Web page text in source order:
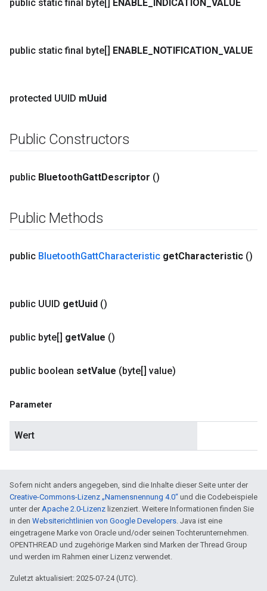
public static final byte[] ENABLE INDICATION VALUE
public static final byte[] ENABLE NOTIFICATION VALUE
protected UUID mUuid
Public Constructors
public BluetoothGattDescriptor ()
Public Methods
public BluetoothGattCharacteristic getCharacteristic ()
public UUID getUuid ()
public byte[] getValue ()
public boolean setValue (byte[] value)
Parameter
Wert
Sofern nicht anders angegeben, sind die Inhalte dieser Seite unter der
Creative-Commons-Lizenz „Namensnennung 4.0“ und die Codebeispiele
unter derApache 2.0-Lizenz lizenziert. Weitere Informationen finden Sie
in den Websiterichtlinien von Google Developers. Java ist eine
eingetragene Marke von Oracle und/oder seinen Tochterunternehmen.
OPENTHREAD und zugehörige Marken sind Marken der Thread Group
und werden im Rahmen einer Lizenz verwendet.
Zuletzt aktualisiert: 2025-07-24 (UTC).